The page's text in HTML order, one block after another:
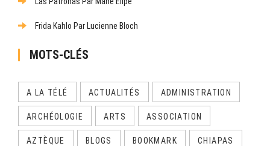
Frida Kahlo Par Lucienne Bloch
MOTS-CLÉS
A LA TÉLÉ ACTUALITÉS ADMINISTRATION
ARCHÉOLOGIE ARTS ASSOCIATION
AZTÈQUE BLOGS BOOKMARK CHIAPAS